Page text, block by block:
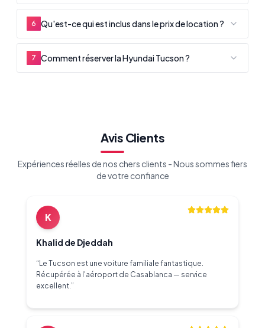
6 Qu'est-ce qui est inclus dans le prix de location ?
7 Comment réserver la Hyundai Tucson ?
Avis Clients
Expériences réelles de nos chers clients - Nous sommes fiers
de votre confiance
K
Khalid de Djeddah
“ Le Tucson est une voiture familiale fantastique.
Récupérée à l'aéroport de Casablanca — service
excellent.”